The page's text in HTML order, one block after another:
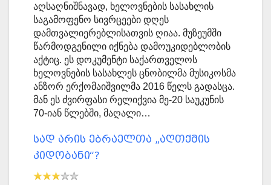
აღსაღნიშნავად, ხელოვნების სასახლის
საგამოფენო სივრცეები დღეს
დამთვალიერებლისათვის ღიაა. მუზეუმში
წარმოდგენილი იქნება დამოუკიდებლობის
აქტიც. ეს დოკუმენტი საქართველოს
ხელოვნების სასახლეს ცნობილმა მუსიკოსმა
ანზორ ერქომაიშვილმა 2016 წელს გადასცა.
მან ეს ძვირფასი რელიქვია მე-20 საუკუნის
70-იან წლებში, მაღალი…
სად არის ებრაელთა „აღთქმის
კიდობანი“?